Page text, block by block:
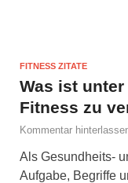
FITNESS ZITATE
Was ist
Fitness zu
Kommentar
Als Gesundheits-
Aufgabe, Begriffe